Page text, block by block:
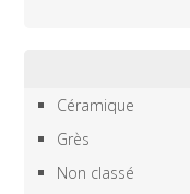
Céramique
Grès
Non classé